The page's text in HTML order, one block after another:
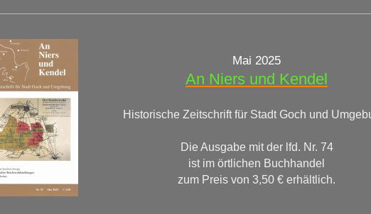
Mai 2025
An Niers und Kendel
Historische Zeitschrift für Stadt Goch und
Die Ausgabe mit der lfd. Nr. 74
ist im örtlichen Buchhandel
zum Preis von 3,50 € erhältlich.